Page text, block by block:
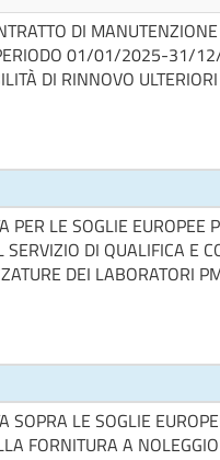
DI
01/01/2025-31/
DI RINNOVO
PER LE SOGLIE EUROPEE
SERVIZIO DI QUALIFICA E
DEI LABORATORI
SOPRA LE SOGLIE
FORNITURA A